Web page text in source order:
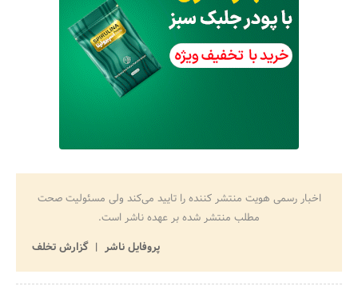
اخبار رسمی هویت منتشر کننده را تایید می‌کند ولی مسئولیت صحت
مطلب منتشر شده بر عهده ناشر است.
پروفایل ناشر
گزارش تخلف